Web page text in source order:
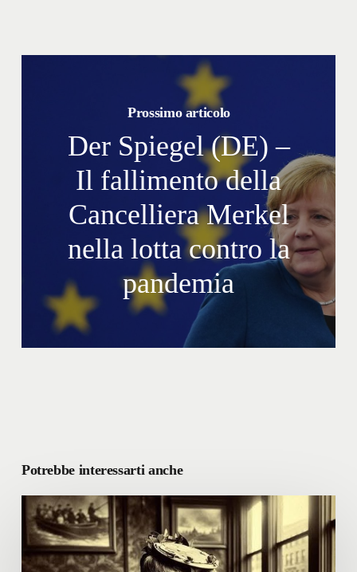
Prossimo articolo
Der Spiegel (DE) –
Il fallimento della
Cancelliera Merkel
nella lotta contro la
pandemia
Potrebbe interessarti anche
scuole
dovrebbero
bandire